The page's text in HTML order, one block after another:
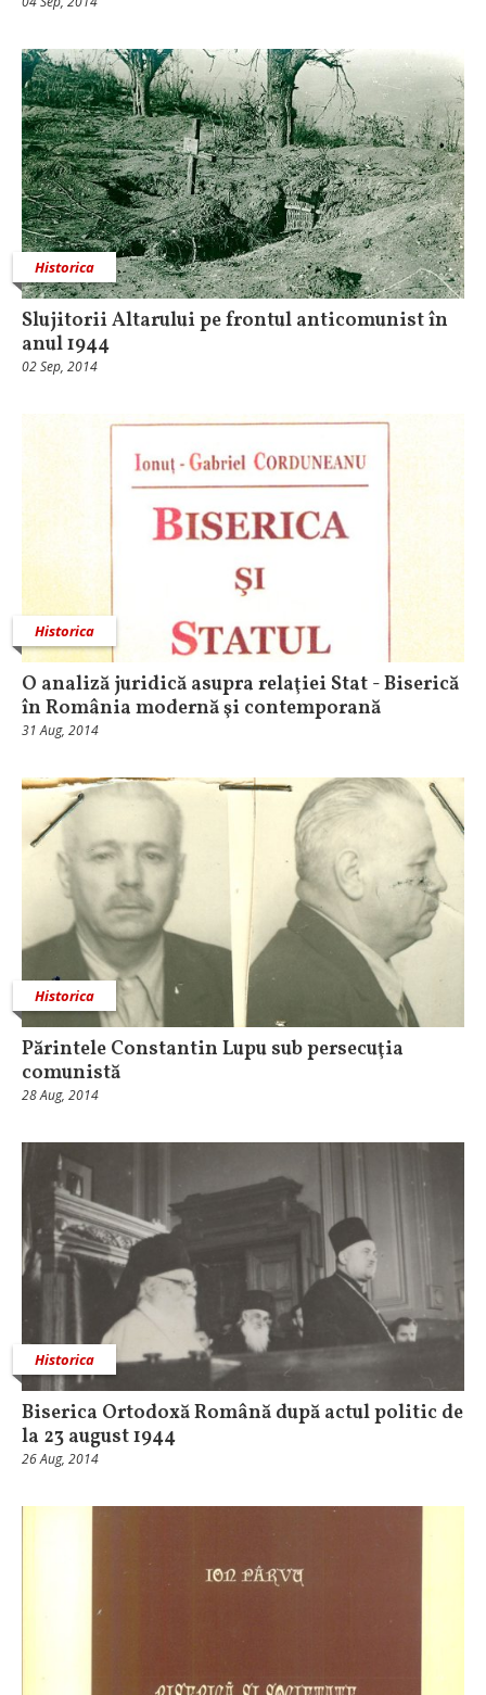
Historica
Slujitorii Altarului pe frontul anticomunist în
anul 1944
02 Sep, 2014
Historica
O analiză juridică asupra relaţiei Stat - Biserică
în România modernă şi contemporană
31 Aug, 2014
Historica
Părintele Constantin Lupu sub persecuţia
comunistă
28 Aug, 2014
Historica
Biserica Ortodoxă Română după actul politic de
la 23 august 1944
26 Aug, 2014